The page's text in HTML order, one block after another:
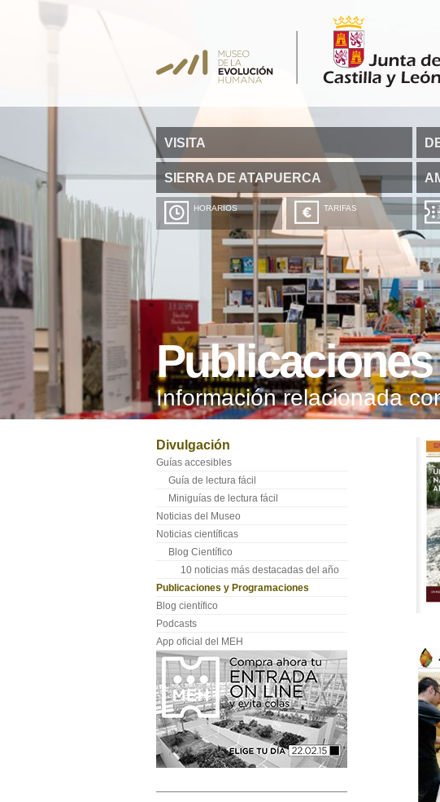
VISITA
SIERRA DE ATAPUERCA
HORARIOS TARIFAS
Información relacionada
Divulgación
Guías accesibles
Guía de lectura fácil
Miniguías de lectura fácil
Noticias del Museo
Noticias científicas
Blog Científico
10 noticias más destacadas del año
Publicaciones y Programaciones
Blog científico
Podcasts
App oficial del MEH